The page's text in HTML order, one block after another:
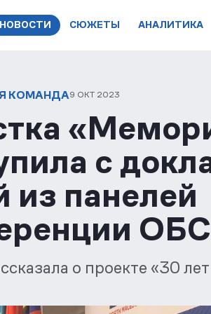
НОВОСТИ СЮЖЕТЫ АНАЛИТИКА
КОМАНДА9 ОКТ 2023
с
из панелей
о проекте «30